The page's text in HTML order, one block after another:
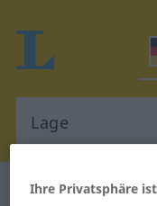
Deutsch-
Ihre Privatsphäre